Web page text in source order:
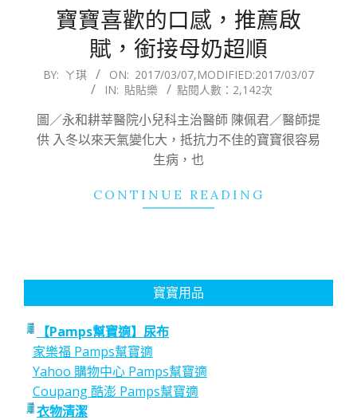
寶寶喜歡的口感，推薦啟
賦，銜接母奶超順
2017-
07
BY: ㄚ琪 ON: 2017/03/07,MODIFIED:2017/03/07
IN: 貼貼樂 點閱人數：2,142次
圖／永和耕莘醫院小兒科主治醫師 陳佩君／醫師提
供 入冬以來天氣變化大，抵抗力不佳的寶寶很容易
生病，也
CONTINUE READING
寶寶用品
【Pamps幫寶適】尿布
家樂福 Pamps幫寶適
Yahoo 購物中心 Pamps幫寶適
Coupang 酷澎 Pamps幫寶適
衣物清潔